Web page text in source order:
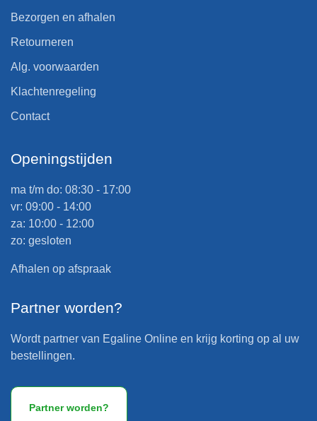
Bezorgen en afhalen
Retourneren
Alg. voorwaarden
Klachtenregeling
Contact
Openingstijden
ma t/m do: 08:30 - 17:00
vr: 09:00 - 14:00
za: 10:00 - 12:00
zo: gesloten
Afhalen op afspraak
Partner worden?
Wordt partner van Egaline Online en krijg korting op al uw
bestellingen.
Partner worden?